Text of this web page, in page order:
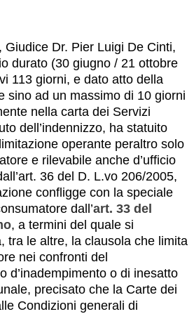
Giudice Dr. Pier Luigi De Cinti,
durato (30 giugno / 21 ottobre
113 giorni, e dato atto della
sino ad un massimo di 10 giorni
nella carta dei Servizi
dell’indennizzo, ha statuito
operante peraltro solo
e rilevabile anche d’ufficio
36 del D. L.vo 206/2005,
confligge con la speciale
dall’art. 33 del
, a termini del quale si
tra le altre, la clausola che limita
nei confronti del
d’inadempimento o di inesatto
precisato che la Carte dei
Condizioni generali di